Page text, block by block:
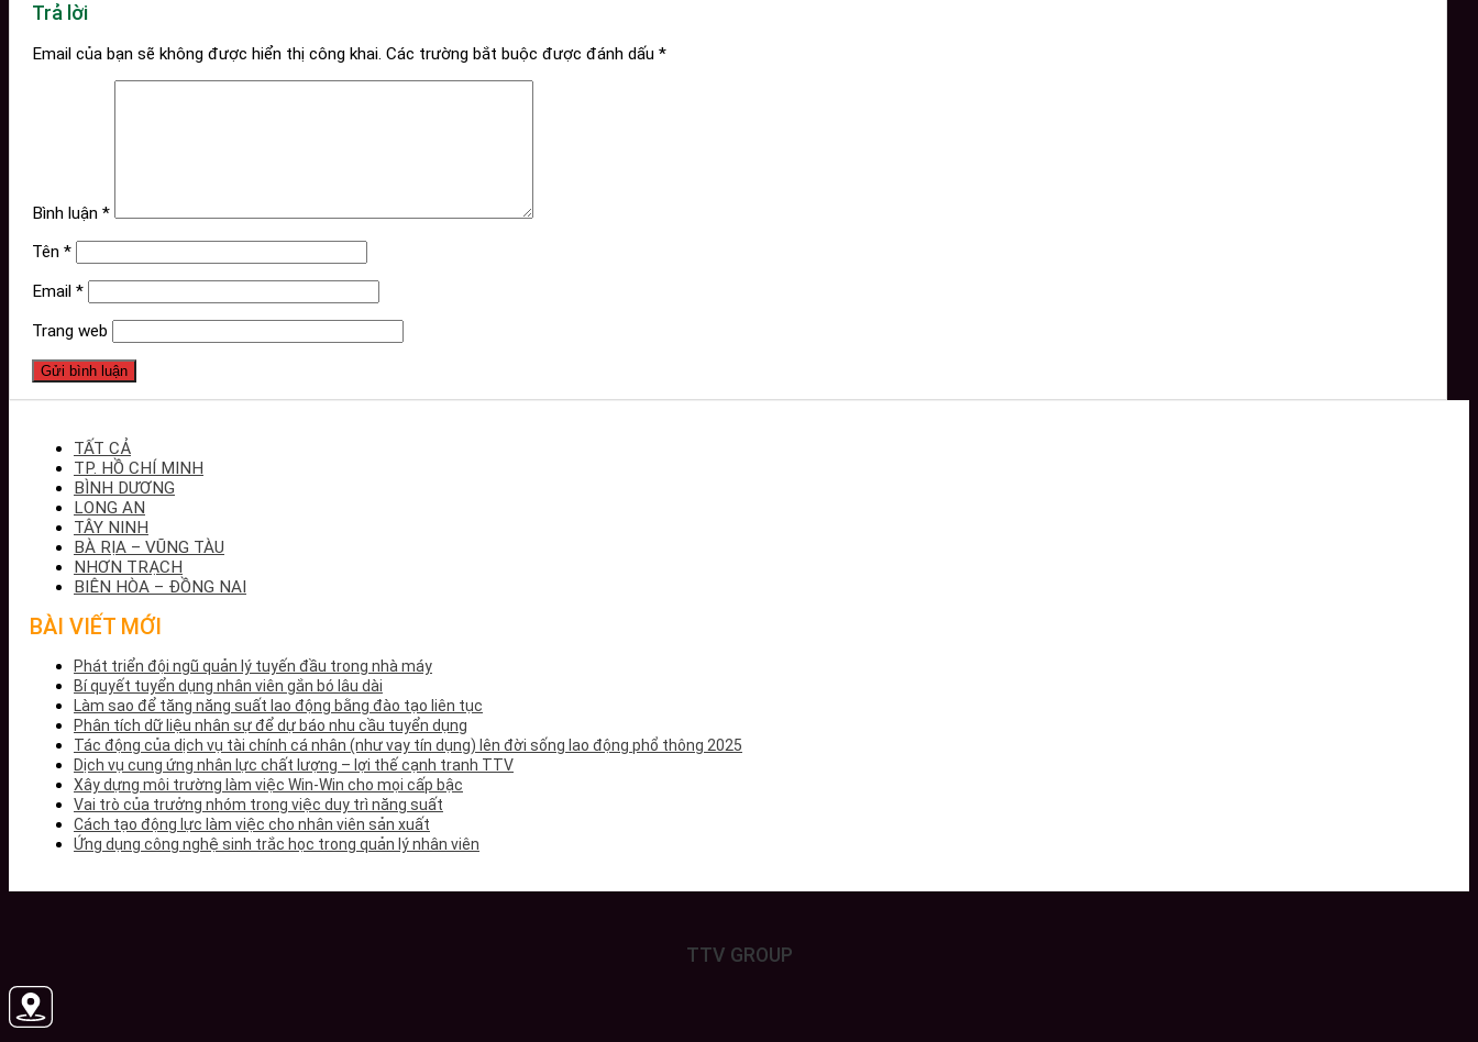
Trả lời
Email của bạn sẽ không được hiển thị công khai. Các trường bắt buộc được đánh dấu *
Bình luận *
Tên *
Email *
Trang web
TẤT CẢ
TP. HỒ CHÍ MINH
BÌNH DƯƠNG
LONG AN
TÂY NINH
BÀ RỊA – VŨNG TÀU
NHƠN TRẠCH
BIÊN HÒA – ĐỒNG NAI
BÀI VIẾT MỚI
Phát triển đội ngũ quản lý tuyến đầu trong nhà máy
Bí quyết tuyển dụng nhân viên gắn bó lâu dài
Làm sao để tăng năng suất lao động bằng đào tạo liên tục
Phân tích dữ liệu nhân sự để dự báo nhu cầu tuyển dụng
Tác động của dịch vụ tài chính cá nhân (như vay tín dụng) lên đời sống lao động phổ thông 2025
Dịch vụ cung ứng nhân lực chất lượng – lợi thế cạnh tranh TTV
Xây dựng môi trường làm việc Win-Win cho mọi cấp bậc
Vai trò của trưởng nhóm trong việc duy trì năng suất
Cách tạo động lực làm việc cho nhân viên sản xuất
Ứng dụng công nghệ sinh trắc học trong quản lý nhân viên
TTV GROUP